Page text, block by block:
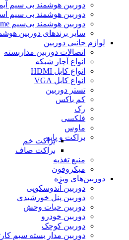
دوربین هوشمند بی سیم
دوربین هوشمند بی سیم
دوربین هوشمند بی‌سیم Srihome
سایر برندهای دوربین
لوازم جانبی دوربین
اتصالات دوربین مداربسته
انواع آچار شبکه
انواع کابل HDMI
انواع کابل VGA
تستر دوربین
کم باکس
رک
فلکسی
ماوس
براکت و پایهبراکت خم
براکت صاف
منبع تغذیه
میکروفون
دوربین‌های ویژه
دوربین آندوسکوپی
دوربین پنل خورشیدی
دوربین حیات وحش
دوربین خودرو
دوربین کوچک
دوربین مدار بسته سیم